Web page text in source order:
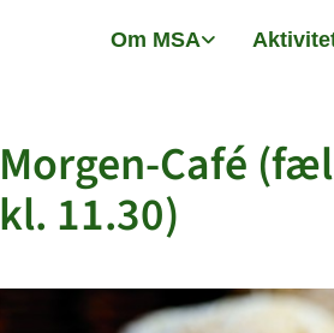
Om MSA
Morgen-Café
kl. 11.30)